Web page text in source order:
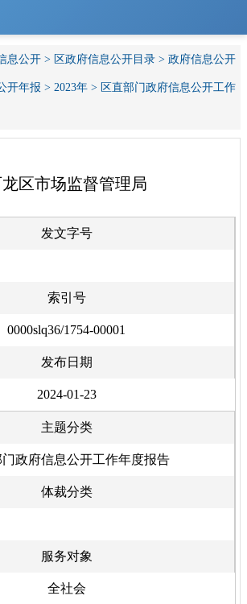
息公开 > 区政府信息公开目录 > 政府信息公开
开年报 > 2023年 > 区直部门政府信息公开工作
区市场监督管理局
发文字号
索引号
0000slq36/1754-00001
发布日期
2024-01-23
主题分类
门政府信息公开工作年度报告
体裁分类
服务对象
全社会